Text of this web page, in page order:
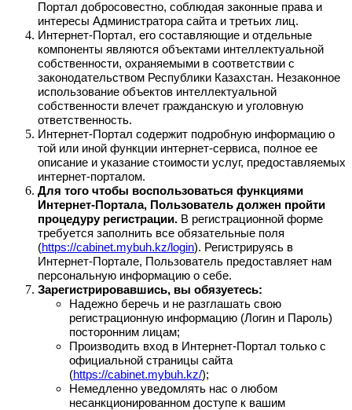
Портал добросовестно, соблюдая законные права и
интересы Администратора сайта и третьих лиц.
Интернет-Портал, его составляющие и отдельные
компоненты являются объектами интеллектуальной
собственности, охраняемыми в соответствии с
законодательством Республики Казахстан. Незаконное
использование объектов интеллектуальной
собственности влечет гражданскую и уголовную
ответственность.
Интернет-Портал содержит подробную информацию о
той или иной функции интернет-сервиса, полное ее
описание и указание стоимости услуг, предоставляемых
интернет-порталом.
Для того чтобы воспользоваться функциями
Интернет-Портала, Пользователь должен пройти
процедуру регистрации. В регистрационной форме
требуется заполнить все обязательные поля
(https://cabinet.mybuh.kz/login). Регистрируясь в
Интернет-Портале, Пользователь предоставляет нам
персональную информацию о себе.
Зарегистрировавшись, вы обязуетесь:
Надежно беречь и не разглашать свою
регистрационную информацию (Логин и Пароль)
посторонним лицам;
Производить вход в Интернет-Портал только с
официальной страницы сайта
(https://cabinet.mybuh.kz/);
Немедленно уведомлять нас о любом
несанкционированном доступе к вашим